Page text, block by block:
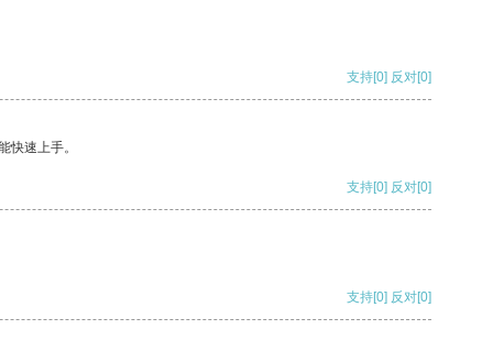
支持[0] 反对[0]
快速上手。
支持[0] 反对[0]
支持[0] 反对[0]